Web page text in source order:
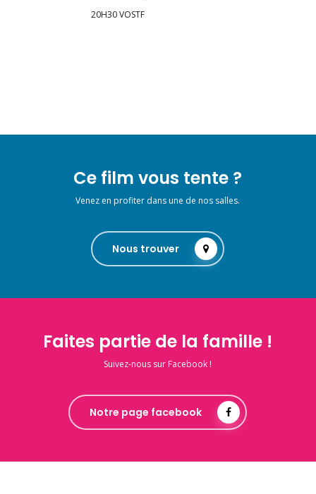
20H30 VOSTF
Ce film vous tente ?
Venez en profiter dans une de nos salles.
Nous trouver
Faites partie de la famille !
Suivez-nous sur Facebook !
Notre page facebook